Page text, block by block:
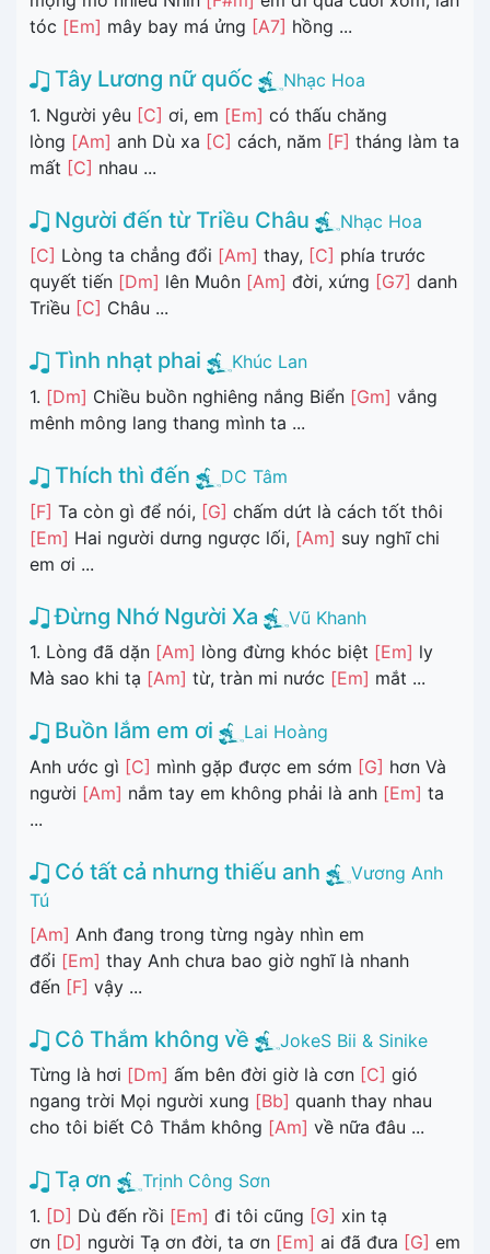
tóc [Em] mây bay má ửng [A7] hồng ...
Tây Lương nữ quốc
Nhạc Hoa
1. Người yêu [C] ơi, em [Em] có thấu chăng
lòng [Am] anh Dù xa [C] cách, năm [F] tháng làm ta
mất [C] nhau ...
Người đến từ Triều Châu
Nhạc Hoa
[C] Lòng ta chẳng đổi [Am] thay, [C] phía trước
quyết tiến [Dm] lên Muôn [Am] đời, xứng [G7] danh
Triều [C] Châu ...
Tình nhạt phai
Khúc Lan
1. [Dm] Chiều buồn nghiêng nắng Biển [Gm] vắng
mênh mông lang thang mình ta ...
Thích thì đến
DC Tâm
[F] Ta còn gì để nói, [G] chấm dứt là cách tốt thôi
[Em] Hai người dưng ngược lối, [Am] suy nghĩ chi
em ơi ...
Đừng Nhớ Người Xa
Vũ Khanh
1. Lòng đã dặn [Am] lòng đừng khóc biệt [Em] ly
Mà sao khi tạ [Am] từ, tràn mi nước [Em] mắt ...
Buồn lắm em ơi
Lai Hoàng
Anh ước gì [C] mình gặp được em sớm [G] hơn Và
người [Am] nắm tay em không phải là anh [Em] ta
...
Có tất cả nhưng thiếu anh
Vương Anh
Tú
[Am] Anh đang trong từng ngày nhìn em
đổi [Em] thay Anh chưa bao giờ nghĩ là nhanh
đến [F] vậy ...
Cô Thắm không về
JokeS Bii & Sinike
Từng là hơi [Dm] ấm bên đời giờ là cơn [C] gió
ngang trời Mọi người xung [Bb] quanh thay nhau
cho tôi biết Cô Thắm không [Am] về nữa đâu ...
Tạ ơn
Trịnh Công Sơn
1. [D] Dù đến rồi [Em] đi tôi cũng [G] xin tạ
ơn [D] người Tạ ơn đời, ta ơn [Em] ai đã đưa [G] em